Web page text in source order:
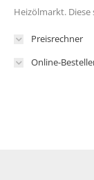
Heizölmarkt. Diese
Preisrechner
Online-